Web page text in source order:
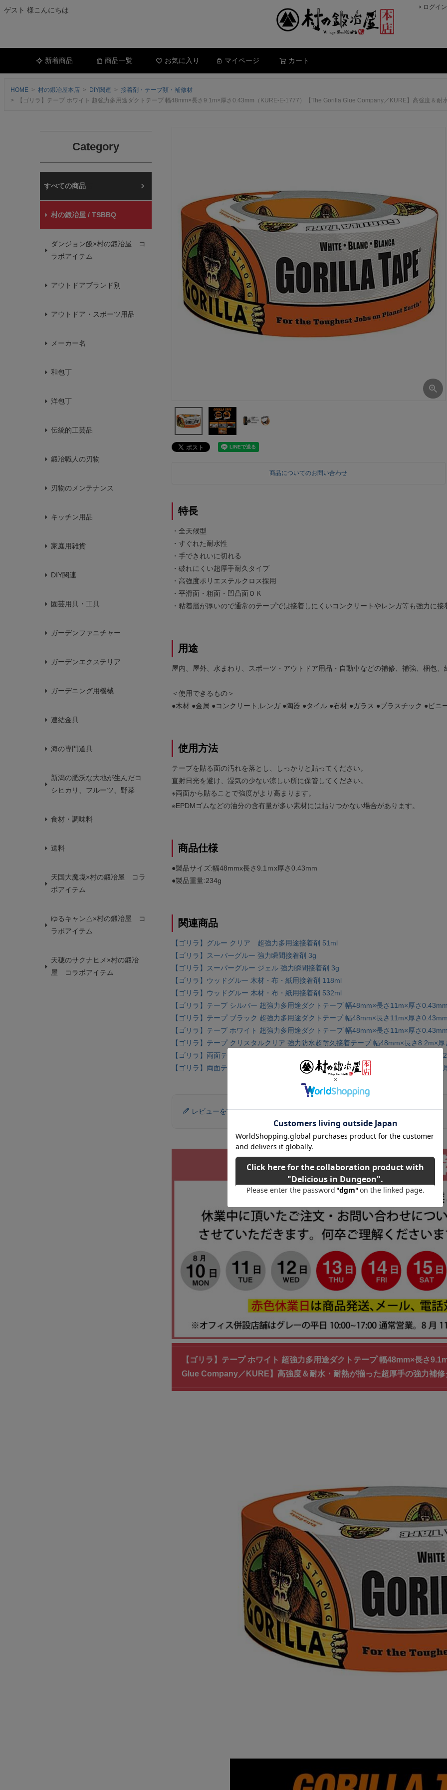
ゲスト 様こんにちは ログイン
新着商品 商品一覧 お気に入り マイページ カート
HOME 村の鍛冶屋本店 DIY関連
接着剤・テープ類・補修材
【ゴリラ】テープ ホワイト 超強力多用途ダクトテープ 幅48mm×長さ9.1m×厚さ0.43mm（KURE-E-1777）【The Gorilla Glue Company／KURE】高強度＆耐
Category
村の鍛冶屋本店
村の鍛冶屋 / TSBBQ
ダンジョン飯×村の鍛冶屋 コ
ラボアイテム
アウトドアブランド別
アウトドア・スポーツ用品
メーカー名
和包丁
洋包丁
伝統的工芸品
鍛冶職人の刃物
刃物のメンテナンス
キッチン用品
家庭用雑貨
DIY関連
園芸用具・工具
ガーデンファニチャー
ガーデンエクステリア
ガーデニング用機械
連結金具
海の専門道具
新潟の肥沃な大地が生んだコ
シヒカリ、フルーツ、野菜
食材・調味料
送料
天国大魔境×村の鍛冶屋 コラ
ボアイテム
ゆるキャン△×村の鍛冶屋 コ
ラボアイテム
天穂のサクナヒメ×村の鍛冶
屋 コラボアイテム
商品についてのお問い合わせ
特長
・全天候型
・すぐれた耐水性
・手できれいに切れる
・破れにくい超厚手耐久タイプ
・高強度ポリエステルクロス採用
・平滑面・粗面・凹凸面ＯＫ
・粘着層が厚いので通常のテープでは接着しにくいコンクリートやレンガ等も強力に接
用途
屋内、屋外、水まわり、スポーツ・アウトドア用品・自動車などの補修、補強、梱包、
＜使用できるもの＞
●木材 ●金属 ●コンクリート,レンガ ●陶器 ●タイル ●石材 ●ガラス ●プラスチック ●ビニ
使用方法
テープを貼る面の汚れを落とし、しっかりと貼ってください。
直射日光を避け、湿気の少ない涼しい所に保管してください。
※両面から貼ることで強度がより高まります。
※EPDMゴムなどの油分の含有量が多い素材には貼りつかない場合があります。
商品仕様
●製品サイズ:幅48mmx長さ9.1ｍx厚さ0.43mm
●製品重量:234g
関連商品
【ゴリラ】グルー クリア 超強力多用途接着剤 51ml
【ゴリラ】スーパーグルー 強力瞬間接着剤 3g
【ゴリラ】スーパーグルー ジェル 強力瞬間接着剤 3g
【ゴリラ】ウッドグルー 木材・布・紙用接着剤 118ml
【ゴリラ】ウッドグルー 木材・布・紙用接着剤 532ml
【ゴリラ】テープ シルバー 超強力多用途ダクトテープ 幅48mm×長さ11m×厚さ0.43mm
【ゴリラ】テープ ブラック 超強力多用途ダクトテープ 幅48mm×長さ11m×厚さ0.43mm
【ゴリラ】テープ ホワイト 超強力多用途ダクトテープ 幅48mm×長さ11m×厚さ0.43mm
【ゴリラ】テープ クリスタルクリア 強力防水超耐久接着テープ 幅48mm×長さ8.2m×
【ゴリラ】両面テープ ストロング アクリル粘着系 強力接着テープ 幅25.4mm×長さ
【ゴリラ】両面テープ クリア アクリル粘着系 強力接着テープ 幅25.4mm×長さ1.52m×
レビューを書く
【ゴリラ】テープ ホワイト 超強力多用途ダクトテープ 幅48mm×長さ
Glue Company／KURE】高強度＆耐水・耐熱が揃った超厚手の強力補修